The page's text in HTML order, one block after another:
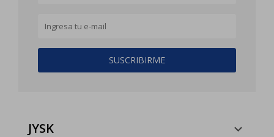
SUSCRIBIRME
JYSK